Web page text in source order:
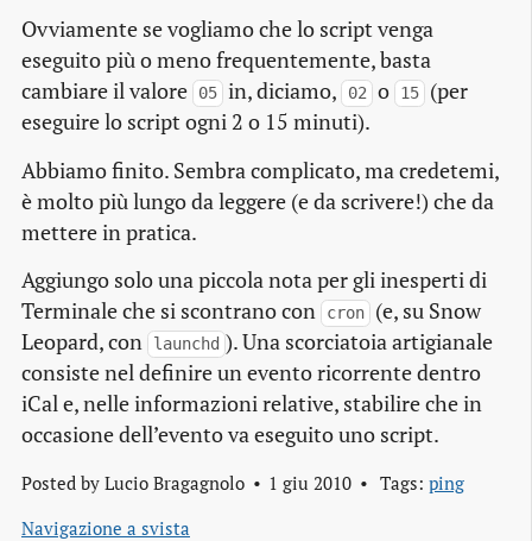
Ovviamente se vogliamo che lo script venga
eseguito più o meno frequentemente, basta
cambiare il valore
05 in, diciamo, 02 o 15
(per
eseguire lo script ogni 2 o 15 minuti).
Abbiamo finito. Sembra complicato, ma credetemi,
è molto più lungo da leggere (e da scrivere!) che da
mettere in pratica.
Aggiungo solo una piccola nota per gli inesperti di
Terminale che si scontrano con
cron
(e, su Snow
Leopard, con
launchd ). Una scorciatoia artigianale
consiste nel definire un evento ricorrente dentro
iCal e, nelle informazioni relative, stabilire che in
occasione dell’evento va eseguito uno script.
Posted by Lucio Bragagnolo 1 giu 2010 Tags: ping
Navigazione a svista